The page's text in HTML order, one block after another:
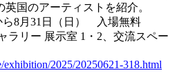
国のアーティストを紹介。
8月31日（日） 入場無料
リー 展示室 1・2、交流スペー
exhibition/2025/20250621-318.html